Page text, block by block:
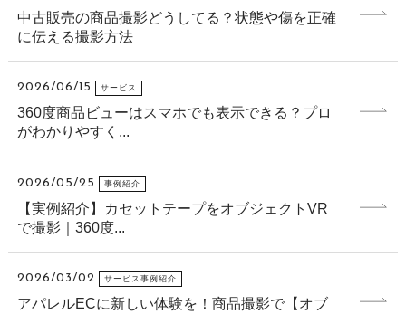
中古販売の商品撮影どうしてる？状態や傷を正確
に伝える撮影方法
2026/06/15 サービス
360度商品ビューはスマホでも表示できる？プロ
がわかりやすく...
2026/05/25 事例紹介
【実例紹介】カセットテープをオブジェクトVR
で撮影｜360度...
2026/03/02 サービス事例紹介
アパレルECに新しい体験を！商品撮影で【オブ